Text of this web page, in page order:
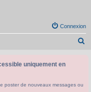
Connexion
uniquement en
poster de nouveaux messages ou